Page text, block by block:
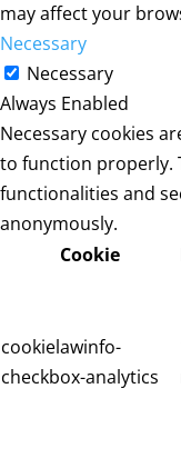
may affect your
Necessary
Necessary
Always Enabled
Necessary cookies
to function properly.
functionalities and
anonymously.
Cookie
cookielawinfo-
checkbox-analytics